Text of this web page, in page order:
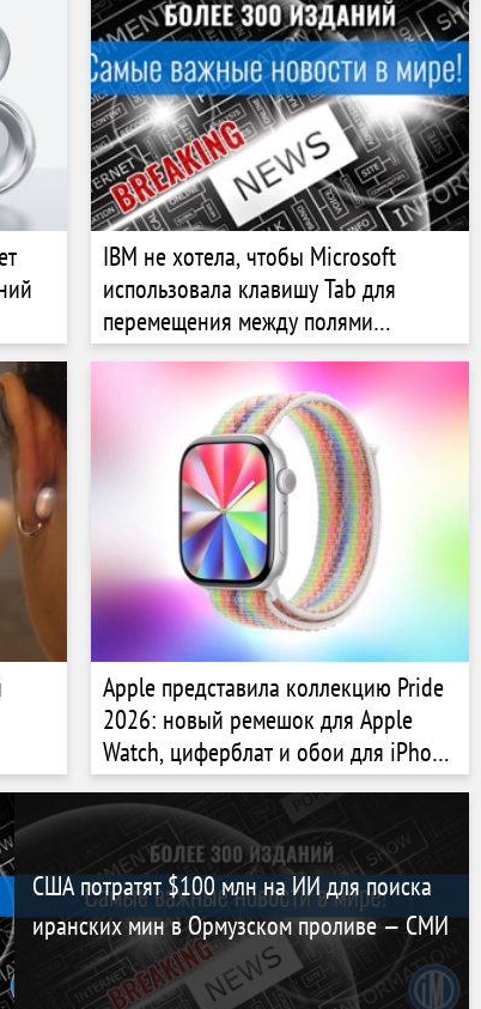
IBM не хотела, чтобы Microsoft
использовала клавишу Tab для
перемещения между полями
диалогового окна
Apple представила коллекцию Pride
2026: новый ремешок для Apple
Watch, циферблат и обои для iPhone
и iPad
США потратят $100 млн на ИИ для поиска
иранских мин в Ормузском проливе — СМИ